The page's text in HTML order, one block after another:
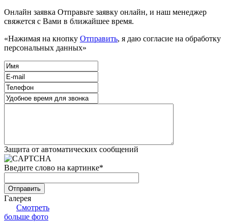
Онлайн заявка Отправьте заявку онлайн, и наш менеджер
свяжется с Вами в ближайшее время.
«Нажимая на кнопку Отправить, я даю согласие на обработку
персональных данных»
Защита от автоматических сообщений
Введите слово на картинке*
Галерея
Смотреть
больше фото